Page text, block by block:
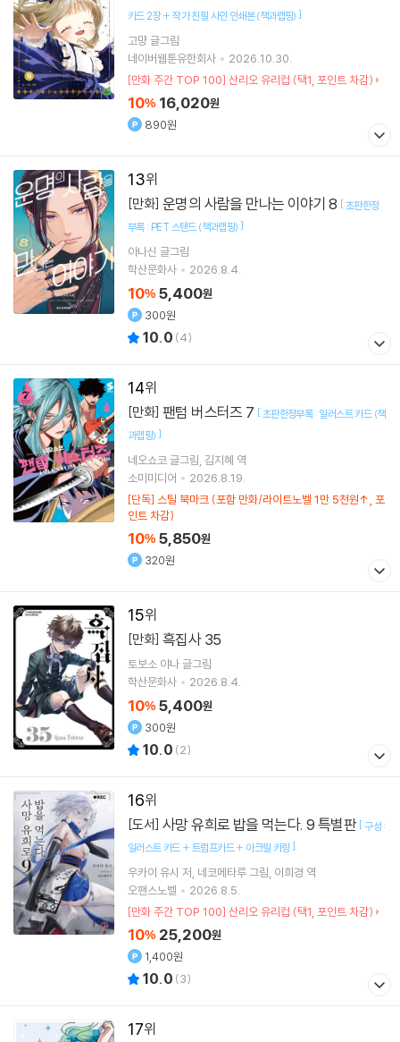
카드 2장 + 작가 친필 사인 인쇄본 (책과랩핑) ]
고먕글그림
네이버웹툰유한회사
2026.10.30.
[만화 주간 TOP 100] 산리오 유리컵 (택1, 포인트 차감)
10% 16,020원
890원
13
[만화] 운명의 사람을 만나는 이야기 8 [초판한정
부록 : PET 스탠드 (책과랩핑) ]
아나신 글그림
학산문화사
2026.8.4.
10% 5,400원
300원
10.0 (4)
14
[만화] 팬텀 버스터즈 7 [초판한정부록 : 일러스트 카드 (책
과랩핑) ]
네오쇼코 글그림 김지혜 역
소미미디어
2026.8.19.
[단독] 스틸 북마크 (포함 만화/라이트노벨 1만 5천원↑, 포
인트 차감)
10% 5,850원
320원
15
[만화] 흑집사 35
토보소 야나글그림
학산문화사
2026.8.4.
10% 5,400원
300원
10.0 (2)
16
[도서] 사망 유희로 밥을 먹는다. 9 특별판 [구성 :
일러스트 카드 + 트럼프카드 + 아크릴 키링 ]
우카이 유시 저 네코메타루그림 이희경 역
오팬스노벨
2026.8.5.
[만화 주간 TOP 100] 산리오 유리컵 (택1, 포인트 차감)
10% 25,200원
1,400원
10.0 (3)
17